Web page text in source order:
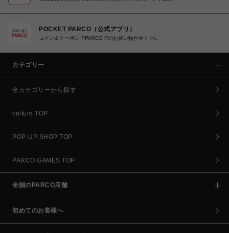
POCKET PARCO（公式アプリ）
コイン＆クーポンでPARCOでのお買い物がオトクに
カテゴリー
全カテゴリーから探す
culture TOP
POP-UP SHOP TOP
PARCO GAMES TOP
全国のPARCO店舗
初めてのお客様へ